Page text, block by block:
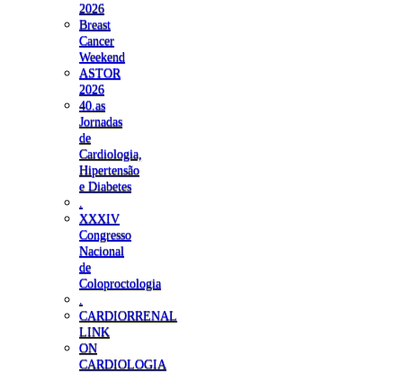
2026
Breast
Cancer
Weekend
ASTOR
2026
40.as
Jornadas
de
Cardiologia,
Hipertensão
e Diabetes
XXXIV
Congresso
Nacional
de
Coloproctologia
CARDIORRENAL
LINK
ON
CARDIOLOGIA